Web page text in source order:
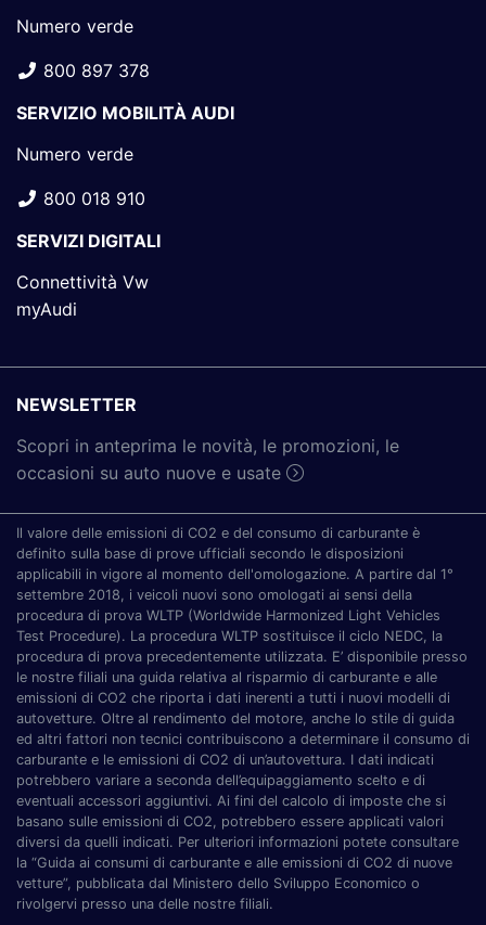
Numero verde
800 897 378
SERVIZIO MOBILITÀ AUDI
Numero verde
800 018 910
SERVIZI DIGITALI
Connettività Vw
myAudi
NEWSLETTER
Scopri in anteprima le novità, le promozioni, le
occasioni su auto nuove e usate
Il valore delle emissioni di CO2 e del consumo di carburante è
definito sulla base di prove ufficiali secondo le disposizioni
applicabili in vigore al momento dell'omologazione. A partire dal 1°
settembre 2018, i veicoli nuovi sono omologati ai sensi della
procedura di prova WLTP (Worldwide Harmonized Light Vehicles
Test Procedure). La procedura WLTP sostituisce il ciclo NEDC, la
procedura di prova precedentemente utilizzata. E’ disponibile presso
le nostre filiali una guida relativa al risparmio di carburante e alle
emissioni di CO2 che riporta i dati inerenti a tutti i nuovi modelli di
autovetture. Oltre al rendimento del motore, anche lo stile di guida
ed altri fattori non tecnici contribuiscono a determinare il consumo di
carburante e le emissioni di CO2 di un’autovettura. I dati indicati
potrebbero variare a seconda dell’equipaggiamento scelto e di
eventuali accessori aggiuntivi. Ai fini del calcolo di imposte che si
basano sulle emissioni di CO2, potrebbero essere applicati valori
diversi da quelli indicati. Per ulteriori informazioni potete consultare
la “Guida ai consumi di carburante e alle emissioni di CO2 di nuove
vetture”, pubblicata dal Ministero dello Sviluppo Economico o
rivolgervi presso una delle nostre filiali.